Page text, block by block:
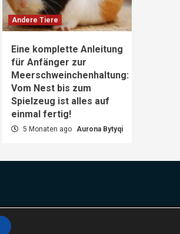
Andere Tiere
Eine komplette Anleitung
für Anfänger zur
Meerschweinchenhaltung:
Vom Nest bis zum
Spielzeug ist alles auf
einmal fertig!
5 Monaten ago Aurona Bytyqi